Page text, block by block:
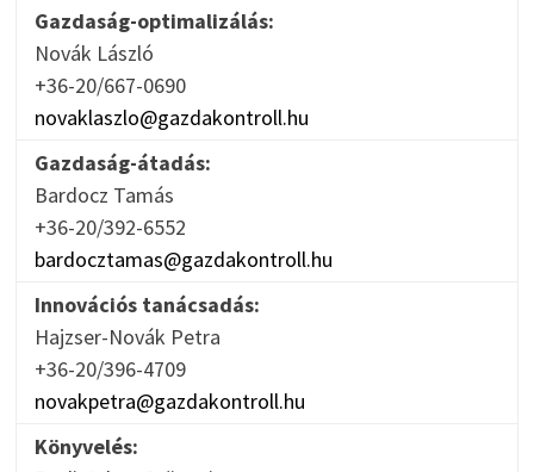
Gazdaság-optimalizálás:
Novák László
+36-20/667-0690
novaklaszlo@gazdakontroll.hu
Gazdaság-átadás:
Bardocz Tamás
+36-20/392-6552
bardocztamas@gazdakontroll.hu
Innovációs tanácsadás:
Hajzser-Novák Petra
+36-20/396-4709
novakpetra@gazdakontroll.hu
Könyvelés: